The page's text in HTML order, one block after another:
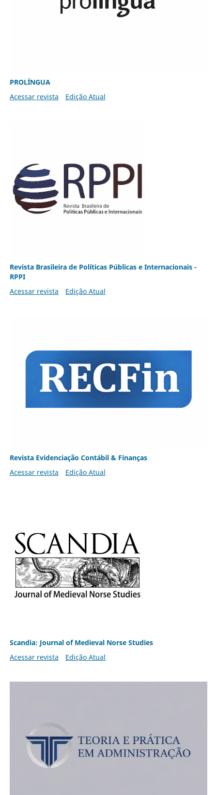
PROLÍNGUA
Acessar revista
Edição Atual
Revista Brasileira de Políticas Públicas e Internacionais -
RPPI
Acessar revista
Edição Atual
Revista Evidenciação Contábil & Finanças
Acessar revista
Edição Atual
Scandia: Journal of Medieval Norse Studies
Acessar revista
Edição Atual